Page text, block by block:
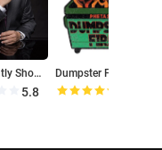
The Nightly Show with Larry Wilmore
5.8